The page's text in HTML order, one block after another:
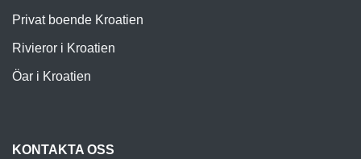
Privat boende Kroatien
Rivieror i Kroatien
Öar i Kroatien
KONTAKTA OSS